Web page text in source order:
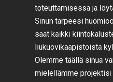
toteuttamisessa ja
Sinun tarpeesi
saat kaikki
liukuovikaapistoista
Olemme täällä sinua
mielellämme projektisi